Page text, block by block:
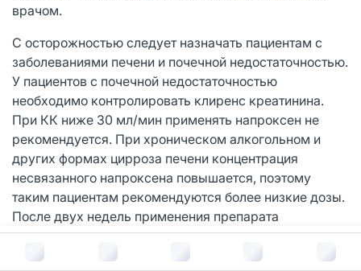
В корзину за
врачом.
С осторожностью следует назначать пациентам с
заболеваниями печени и почечной недостаточностью.
У пациентов с почечной недостаточностью
необходимо контролировать клиренс креатинина.
При КК ниже 30 мл/мин применять напроксен не
рекомендуется. При хроническом алкогольном и
других формах цирроза печени концентрация
несвязанного напроксена повышается, поэтому
таким пациентам рекомендуются более низкие дозы.
После двух недель применения препарата
необходим контроль показателей функции печени.
Препарат Налгезин форте не следует принимать